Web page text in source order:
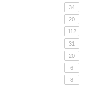
34
20
112
31
20
6
8